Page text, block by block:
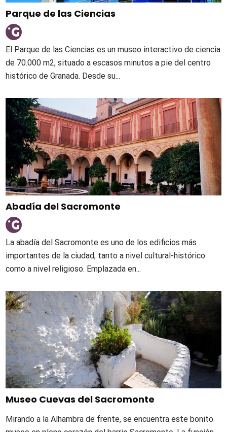
Parque de las Ciencias
El Parque de las Ciencias es un museo interactivo de ciencia
de 70.000 m2, situado a escasos minutos a pie del centro
histórico de Granada. Desde su...
Abadía del Sacromonte
La abadía del Sacromonte es uno de los edificios más
importantes de la ciudad, tanto a nivel cultural-histórico
como a nivel religioso. Emplazada en...
Museo Cuevas del Sacromonte
Mirando a la Alhambra de frente, se encuentra este bonito